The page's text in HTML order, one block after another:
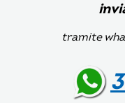
tramite